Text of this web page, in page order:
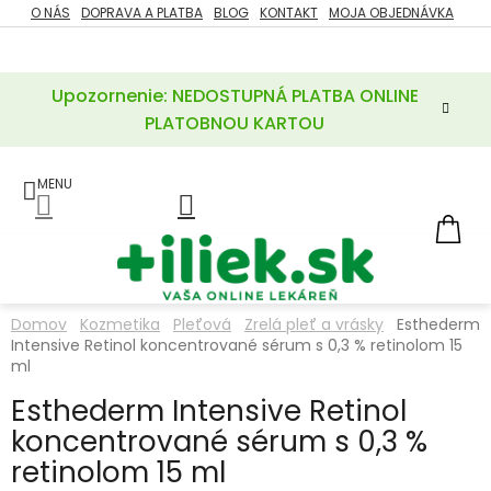
Prejsť
na
Upozornenie: NEDOSTUPNÁ PLATBA ONLINE
PLATOBNOU KARTOU
O NÁS DOPRAVA A PLATBA BLOG KONTAKT MOJA OBJEDNÁVKA
ZĽAVY
POTREBY
A
LIEKY
VITAMÍNY
A
KOZMETIKA
Domov Kozmetika Pleťová Zrelá pleť a vrásky Esthederm
Intensive Retinol koncentrované sérum s 0,3 % retinolom 15
ml
Esthederm Intensive Retinol
koncentrované sérum s 0,3 %
retinolom 15 ml